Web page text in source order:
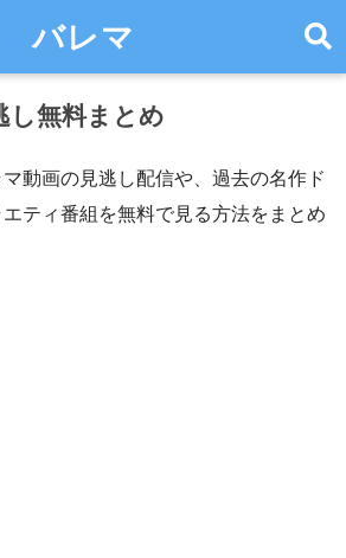
バレマ
し無料まとめ
動画の見逃し配信や、過去の名作ド
ティ番組を無料で見る方法をまとめ